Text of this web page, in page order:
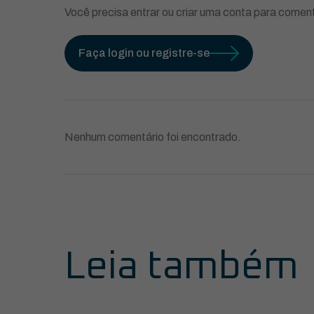
Você precisa entrar ou criar uma conta para
Faça login ou registre-se
Nenhum comentário foi encontrado.
Leia também